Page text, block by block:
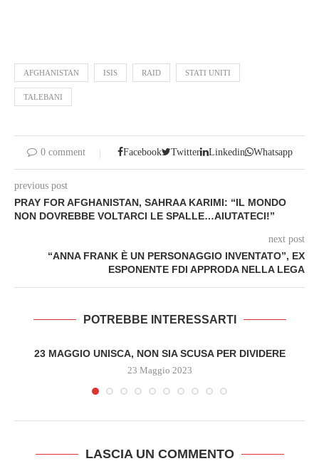
AFGHANISTAN ISIS RAID STATI UNITI
TALEBANI
0 comment Facebook Twitter Linkedin Whatsapp
previous post
PRAY FOR AFGHANISTAN, SAHRAA KARIMI: “IL MONDO
NON DOVREBBE VOLTARCI LE SPALLE…AIUTATECI!”
next post
“ANNA FRANK È UN PERSONAGGIO INVENTATO”, EX
ESPONENTE FDI APPRODA NELLA LEGA
POTREBBE INTERESSARTI
23 MAGGIO UNISCA, NON SIA SCUSA PER DIVIDERE
23 Maggio 2023
LASCIA UN COMMENTO